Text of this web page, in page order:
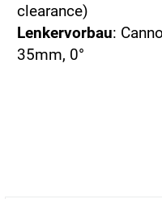
clearance)
Lenkervorbau:
35mm, 0°